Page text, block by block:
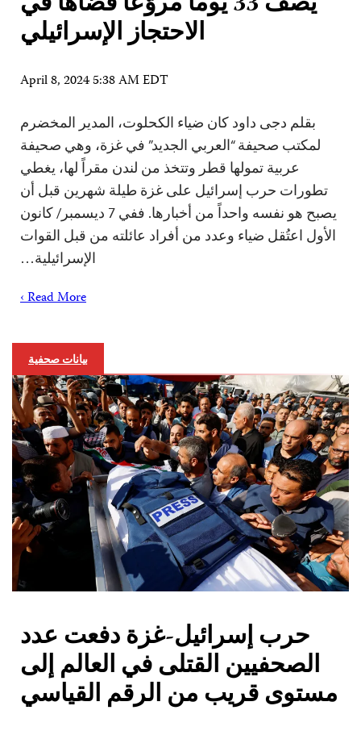
الاحتجاز الإسرائيلي
April 8, 2024 5:38 AM EDT
بقلم دجى داود كان ضياء الكحلوت، المدير المخضرم
لمكتب صحيفة “العربي الجديد” في غزة، وهي صحيفة
عربية تمولها قطر وتتخذ من لندن مقراً لها، يغطي
تطورات حرب إسرائيل على غزة طيلة شهرين قبل أن
يصبح هو نفسه واحداً من أخبارها. ففي 7 ديسمبر/ كانون
الأول اعتُقل ضياء وعدد من أفراد عائلته من قبل القوات
الإسرائيلية…
Read More ›
بيانات صحفية
حرب إسرائيل-غزة دفعت عدد
الصحفيين القتلى في العالم إلى
مستوى قريب من الرقم القياسي